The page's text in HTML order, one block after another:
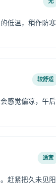
低温，稍作防寒
较舒适
感觉偏凉，午后
适宜
赶紧把久未见阳